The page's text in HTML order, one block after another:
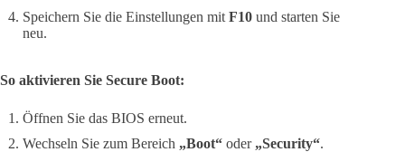
Speichern Sie die Einstellungen mit F10 und starten Sie
neu.
So aktivieren Sie Secure Boot:
Öffnen Sie das BIOS erneut.
Wechseln Sie zum Bereich „Boot“ oder „Security“.